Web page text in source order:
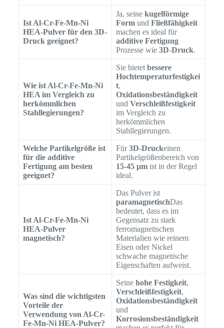
Ist Al-Cr-Fe-Mn-Ni
HEA-Pulver für den 3D-
Druck geeignet?
Ja, seine kugelförmige
Formund Fließfähigkeit
machen es ideal für
additive Fertigung
Prozesse wie 3D-Druck.
Wie ist Al-Cr-Fe-Mn-Ni
HEA im Vergleich zu
herkömmlichen
Stahllegierungen?
Sie bietet bessere
Hochtemperaturfestigkei
t,
Oxidationsbeständigkeit
und Verschleißfestigkeit
im Vergleich zu
herkömmlichen
Stahllegierungen.
Welche Partikelgröße ist
für die additive
Fertigung am besten
geeignet?
Für3D-Druckeinen
Partikelgrößenbereich von
15-45 μmist in der Regel
ideal.
Ist Al-Cr-Fe-Mn-Ni
HEA-Pulver
magnetisch?
Das Pulver ist
paramagnetischDas
bedeutet, dass es im
Gegensatz zu stark
ferromagnetischen
Materialien wie reinem
Eisen oder Nickel
schwache magnetische
Eigenschaften aufweist.
Was sind die wichtigsten
Vorteile der
Verwendung von Al-Cr-
Fe-Mn-Ni HEA-Pulver?
Seine hohe Festigkeit,
Verschleißfestigkeit,
Oxidationsbeständigkeit
und
Korrosionsbeständigkeit